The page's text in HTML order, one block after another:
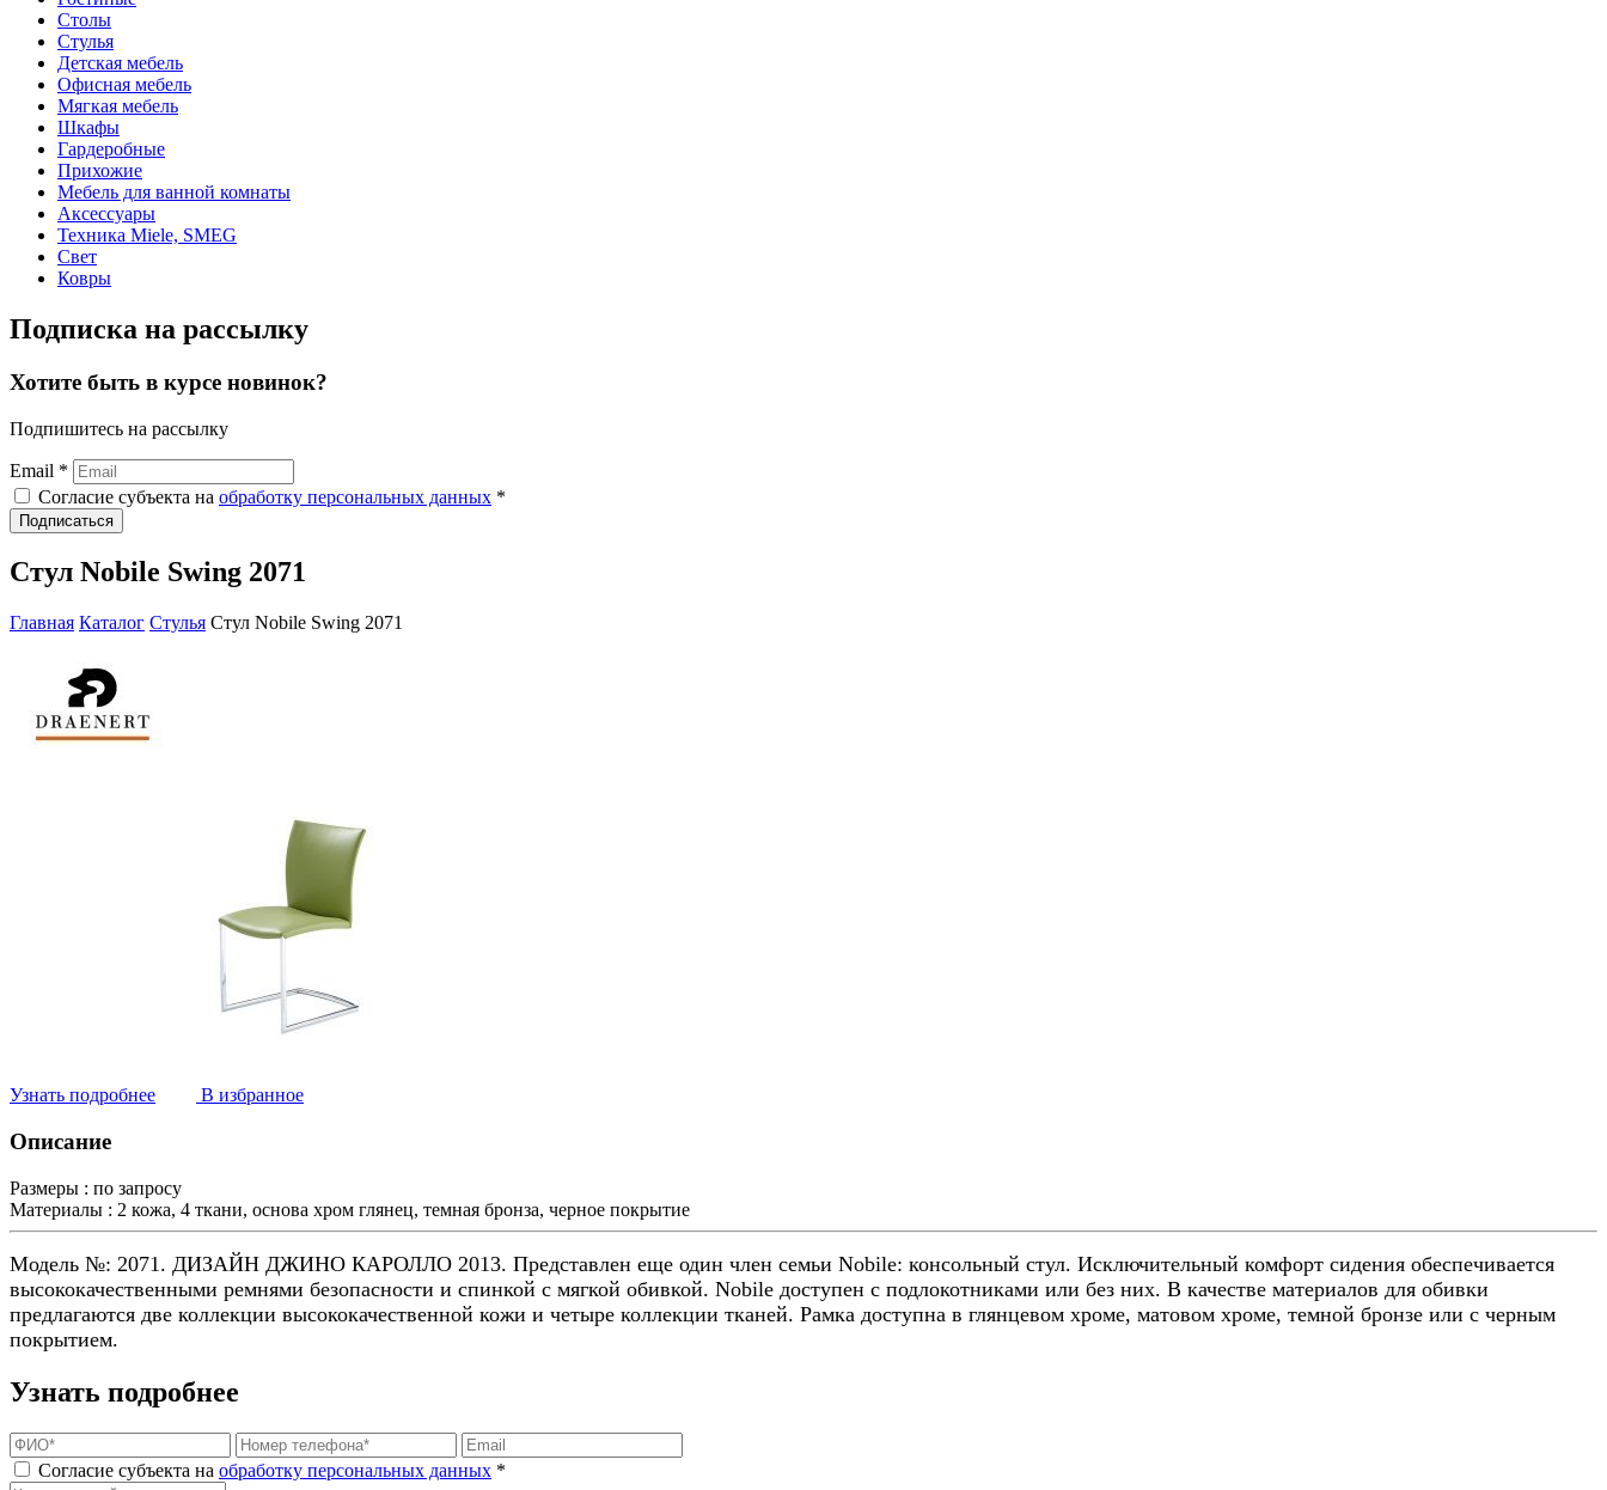
Столы
Стулья
Детская мебель
Офисная мебель
Мягкая мебель
Шкафы
Гардеробные
Прихожие
Мебель для ванной комнаты
Аксессуары
Техника Miele, SMEG
Свет
Ковры
Подписка на рассылку
Хотите быть в курсе новинок?
Подпишитесь на рассылку
Email *
Согласие субъекта на обработку персональных данных *
Подписаться
Стул Nobile Swing 2071
Главная Каталог Стулья Стул Nobile Swing 2071
Узнать подробнее В избранное
Описание
Размеры : по запросу
Материалы : 2 кожа, 4 ткани, основа хром глянец, темная бронза, черное покрытие
Модель №: 2071. ДИЗАЙН ДЖИНО КАРОЛЛО 2013. Представлен еще один член семьи Nobile: консольный стул. Исключительный комфорт сидения обеспечивается
высококачественными ремнями безопасности и спинкой с мягкой обивкой. Nobile доступен с подлокотниками или без них. В качестве материалов для обивки
предлагаются две коллекции высококачественной кожи и четыре коллекции тканей. Рамка доступна в глянцевом хроме, матовом хроме, темной бронзе или с черным
покрытием.
Узнать подробнее
Согласие субъекта на обработку персональных данных *